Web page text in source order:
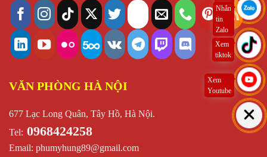
VĂN PHÒNG HÀ NỘI
677 Lạc Long Quân, Tây Hồ, Hà Nội.
Tel: 0968424258
Email: phumyhung89@gmail.com
ngay
Nhắn
tin
Zalo
Xem
tiktok
Xem
Youtube